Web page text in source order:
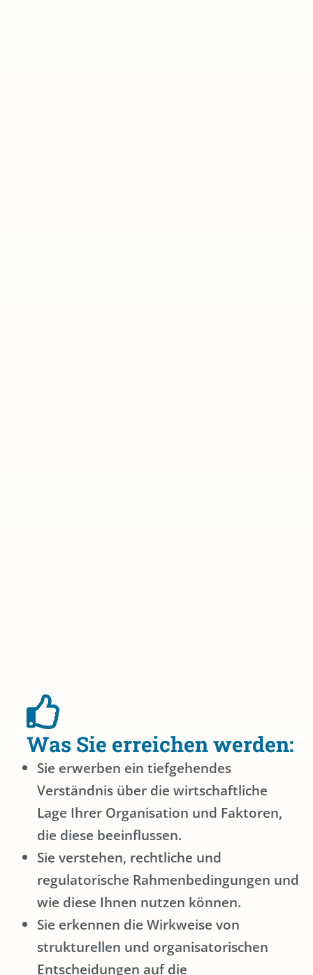
Was Sie erreichen werden:
Sie erwerben ein tiefgehendes
Verständnis über die wirtschaftliche
Lage Ihrer Organisation und Faktoren,
die diese beeinflussen.
Sie verstehen, rechtliche und
regulatorische Rahmenbedingungen und
wie diese Ihnen nutzen können.
Sie erkennen die Wirkweise von
strukturellen und organisatorischen
Entscheidungen auf die